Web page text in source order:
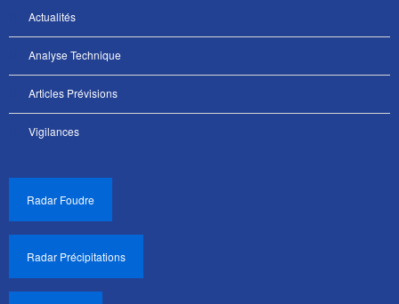
Actualités
Analyse Technique
Articles Prévisions
Vigilances
Radar Foudre
Radar Précipitations